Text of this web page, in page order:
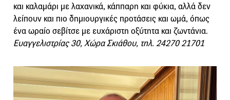
και καλαμάρι με λαχανικά, κάππαρη και φύκια, αλλά δεν
λείπουν και πιο δημιουργικές προτάσεις και ωμά, όπως
ένα ωραίο σεβίτσε με ευχάριστη οξύτητα και ζωντάνια.
Ευαγγελιστρίας 30, Χώρα Σκιάθου, τηλ. 24270 21701